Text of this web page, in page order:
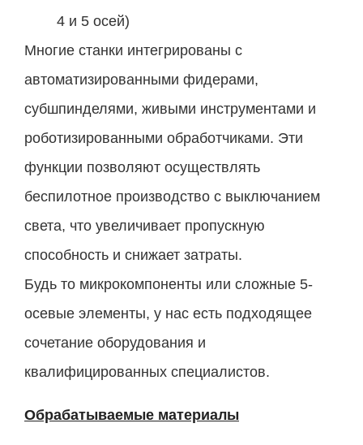
4 и 5 осей)
Многие станки интегрированы с
автоматизированными фидерами,
субшпинделями, живыми инструментами и
роботизированными обработчиками. Эти
функции позволяют осуществлять
беспилотное производство с выключанием
света, что увеличивает пропускную
способность и снижает затраты.
Будь то микрокомпоненты или сложные 5-
осевые элементы, у нас есть подходящее
сочетание оборудования и
квалифицированных специалистов.
Обрабатываемые материалы